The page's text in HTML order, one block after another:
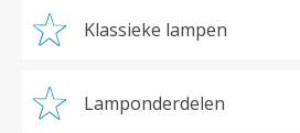
Klassieke lampen
Lamponderdelen